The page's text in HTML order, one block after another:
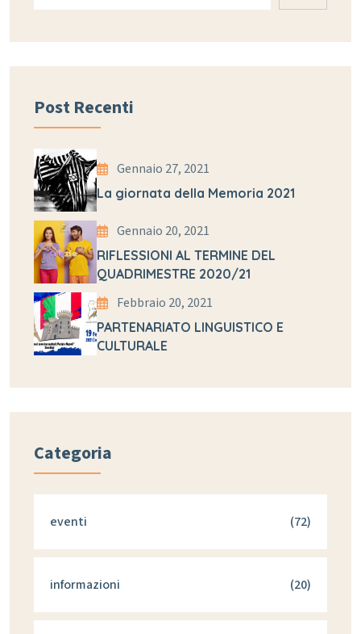
Post Recenti
Gennaio 27, 2021
La giornata della Memoria 2021
Gennaio 20, 2021
RIFLESSIONI AL TERMINE DEL
QUADRIMESTRE 2020/21
Febbraio 20, 2021
PARTENARIATO LINGUISTICO E
CULTURALE
Categoria
eventi (72)
informazioni (20)